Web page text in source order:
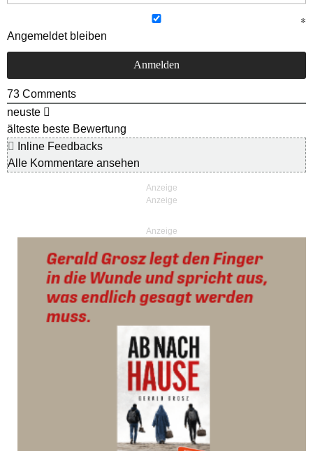
Angemeldet bleiben
73 Comments
neuste
älteste beste Bewertung
Inline Feedbacks
Alle Kommentare ansehen
Anzeige